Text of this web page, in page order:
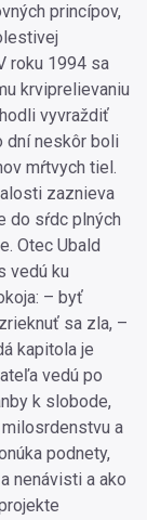
princípov,
roku 1994 sa
krviprelievaniu
vyvraždiť
dní neskôr boli
mŕtvych tiel.
zaznieva
do sŕdc plných
Otec Ubald
vedú ku
– byť
sa zla, –
kapitola je
vedú po
k slobode,
a
podnety,
nenávisti a ako